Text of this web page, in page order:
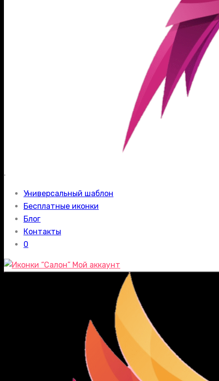
.
Универсальный шаблон
Бесплатные иконки
Блог
Контакты
0
Мой аккаунт